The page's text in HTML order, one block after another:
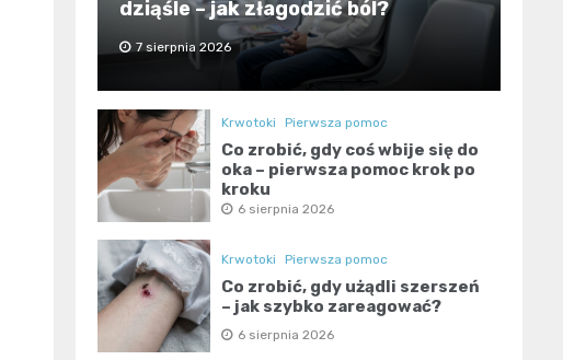
dziąśle – jak złagodzić ból?
7 sierpnia 2026
Krwotoki Pierwsza pomoc
Co zrobić, gdy coś wbije się do
oka – pierwsza pomoc krok po
kroku
6 sierpnia 2026
Krwotoki Pierwsza pomoc
Co zrobić, gdy użądli szerszeń
– jak szybko zareagować?
6 sierpnia 2026